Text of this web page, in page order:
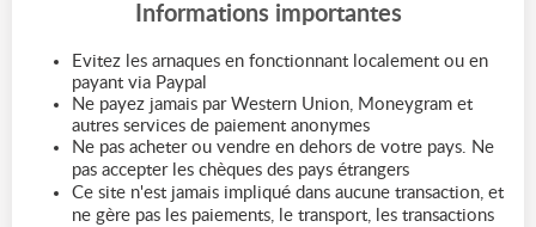
Informations importantes
Evitez les arnaques en fonctionnant localement ou en
payant via Paypal
Ne payez jamais par Western Union, Moneygram et
autres services de paiement anonymes
Ne pas acheter ou vendre en dehors de votre pays. Ne
pas accepter les chèques des pays étrangers
Ce site n'est jamais impliqué dans aucune transaction, et
ne gère pas les paiements, le transport, les transactions